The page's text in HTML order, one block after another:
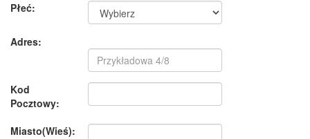
Płeć:
Adres:
Kod
Pocztowy:
Miasto(Wieś):